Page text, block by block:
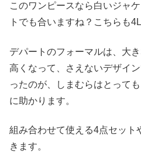
このワンピースなら白いジャ
トでも合いますね？こちらも
デパートのフォーマルは、大
高くなって、さえないデザイ
ったのが、しまむらはとって
に助かります。
組み合わせて使える4点セット
きます。